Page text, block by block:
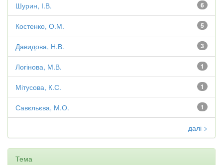
6
Шурин, І.В.
5
Костенко, О.М.
3
Давидова, Н.В.
1
Логінова, М.В.
1
Мітусова, К.С.
1
Савєльєва, М.О.
далі >
Тема